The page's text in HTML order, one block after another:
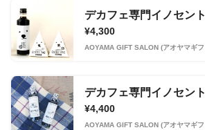
¥4,300
AOYAMA GIFT SALON (アオヤマギ
¥4,400
AOYAMA GIFT SALON (アオヤマギ